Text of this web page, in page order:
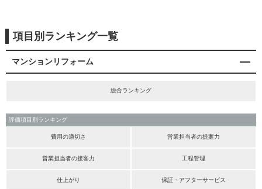
項目別ランキング一覧
マンションリフォーム
総合ランキング
評価項目別ランキング
費用の適切さ 営業担当者の提案力
営業担当者の接客力 工程管理
仕上がり 保証・アフターサービス